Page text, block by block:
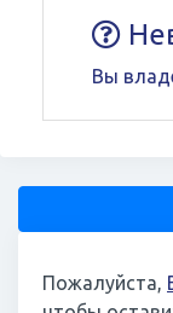
Вы
Пожалуйста,